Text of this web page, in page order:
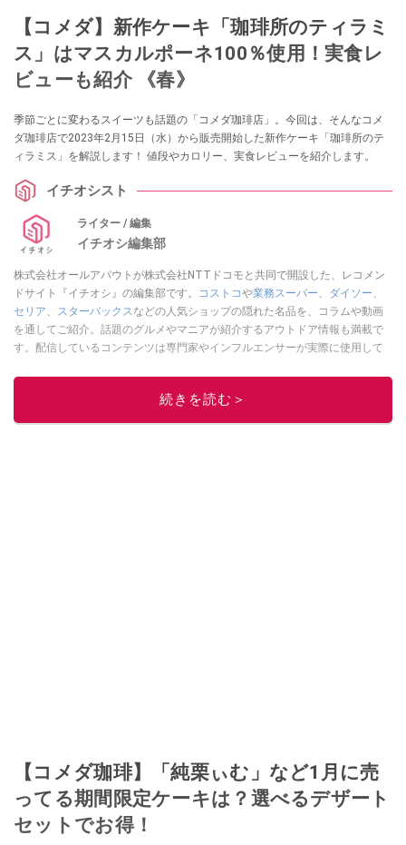
【コメダ】新作ケーキ「珈琲所のティラミ
ス」はマスカルポーネ100％使用！実食レ
ビューも紹介 《春》
季節ごとに変わるスイーツも話題の「コメダ珈琲店」。今回は、そんなコメ
ダ珈琲店で2023年2月15日（水）から販売開始した新作ケーキ「珈琲所のテ
ィラミス」を解説します！ 値段やカロリー、実食レビューを紹介します。
イチオシスト
ライター / 編集
イチオシ編集部
株式会社オールアバウトが株式会社NTTドコモと共同で開設した、レコメン
ドサイト『イチオシ』の編集部です。
コストコや業務スーパー、 ダイソー、
セリア、 スターバックスなどの人気ショップの隠れた名品を、コラムや動画
を通してご紹介。話題のグルメやマニアが紹介するアウトドア情報も満載で
す。配信しているコンテンツは専門家やインフルエンサーが実際に使用して
ニュースでフォロー
続きを読む＞
【コメダ珈琲】「純栗ぃむ」など1月に売
ってる期間限定ケーキは？選べるデザート
セットでお得！